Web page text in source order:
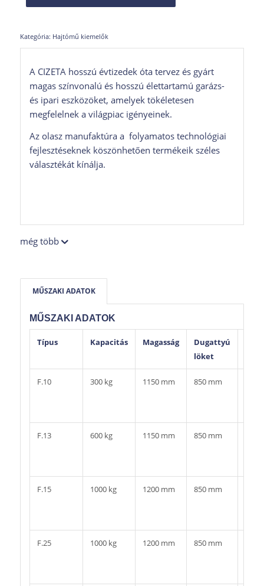
Kategória: Hajtómű kiemelők
A CIZETA hosszú évtizedek óta tervez és gyárt
magas színvonalú és hosszú élettartamú garázs-
és ipari eszközöket, amelyek tökéletesen
megfelelnek a világpiac igényeinek.
Az olasz manufaktúra a folyamatos technológiai
fejlesztéseknek köszönhetően termékeik széles
választékát kínálja.
még több
MŰSZAKI ADATOK
MŰSZAKI ADATOK
Típus Kapacitás Magasság
Dugattyú
löket
F.10 300 kg 1150 mm 850 mm
F.13 600 kg 1150 mm 850 mm
F.15 1000 kg 1200 mm 850 mm
F.25 1000 kg 1200 mm 850 mm